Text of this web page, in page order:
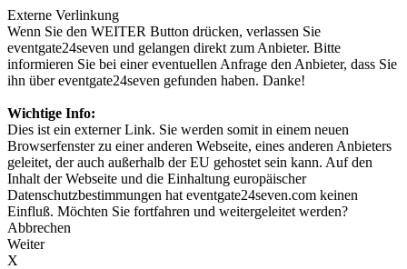
Externe Verlinkung
Wenn Sie den WEITER Button drücken, verlassen Sie
eventgate24seven und gelangen direkt zum Anbieter. Bitte
informieren Sie bei einer eventuellen Anfrage den Anbieter, dass Sie
ihn über eventgate24seven gefunden haben. Danke!
Wichtige Info:
Dies ist ein externer Link. Sie werden somit in einem neuen
Browserfenster zu einer anderen Webseite, eines anderen Anbieters
geleitet, der auch außerhalb der EU gehostet sein kann. Auf den
Inhalt der Webseite und die Einhaltung europäischer
Datenschutzbestimmungen hat eventgate24seven.com keinen
Einfluß. Möchten Sie fortfahren und weitergeleitet werden?
Abbrechen
Weiter
X